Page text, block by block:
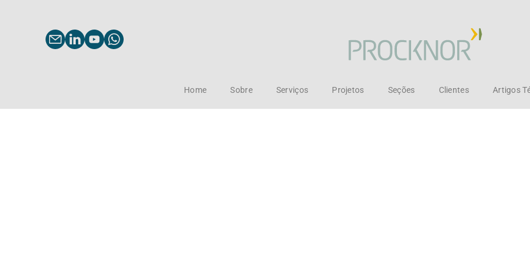
Home Sobre Serviços Projetos Seções Clientes Artigos